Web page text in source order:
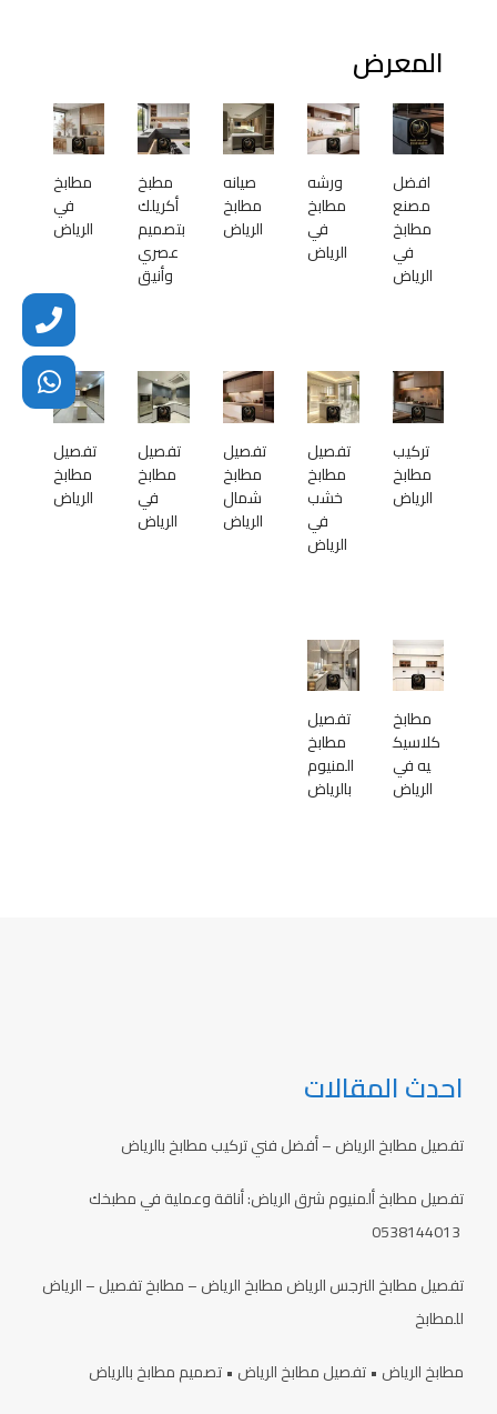
المعرض
افضل
مصنع
مطابخ
في
الرياض
ورشه
مطابخ
في
الرياض
صيانه
مطابخ
الرياض
مطبخ
أكريلك
بتصميم
عصري
وأنيق
مطابخ
في
الرياض
تركيب
مطابخ
الرياض
تفصيل
مطابخ
خشب
في
الرياض
تفصيل
مطابخ
شمال
الرياض
تفصيل
مطابخ
في
الرياض
تفصيل
مطابخ
الرياض
مطابخ
كلاسيك
يه في
الرياض
تفصيل
مطابخ
المنيوم
بالرياض
احدث المقالات
تفصيل مطابخ الرياض – أفضل فني تركيب مطابخ بالرياض
تفصيل مطابخ ألمنيوم شرق الرياض: أناقة وعملية في مطبخك
تفصيل مطابخ النرجس الرياض مطابخ الرياض – مطابخ تفصيل – الرياض
للمطابخ
مطابخ الرياض • تفصيل مطابخ الرياض • تصميم مطابخ بالرياض